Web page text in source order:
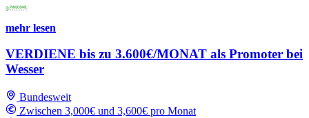
mehr lesen
VERDIENE bis zu 3.600€/MONAT als Promoter bei
Wesser
Bundesweit
Zwischen 3,000€ und 3,600€ pro Monat